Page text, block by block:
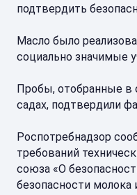
подтвердить
Масло было
социально значимые
Пробы, отобранные в
садах, подтвердили
Роспотребнадзор
требований
союза «О
безопасности молока